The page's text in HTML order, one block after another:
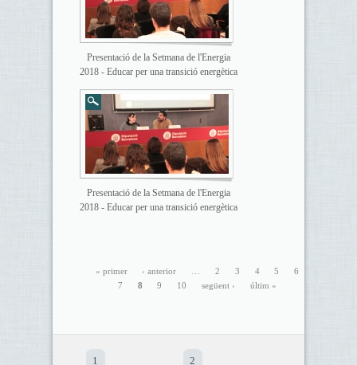
Presentació de la Setmana de l'Energia
2018 - Educar per una transició energètica
Presentació de la Setmana de l'Energia
2018 - Educar per una transició energètica
« primer ‹ anterior 2 3 4 5
6
7
8 9 10 següent › últim »
1 2